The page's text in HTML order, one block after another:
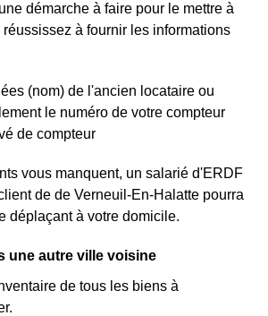
démarche à faire pour le mettre à
à fournir les informations
(nom) de l'ancien locataire ou
le numéro de votre compteur
de compteur
vous manquent, un salarié d'ERDF
de de Verneuil-En-Halatte pourra
déplaçant à votre domicile.
une autre ville voisine
de tous les biens à